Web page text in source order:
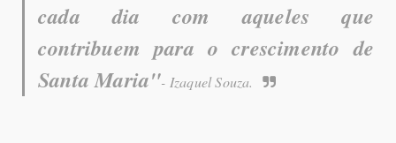
cada dia com aqueles que
contribuem para o crescimento de
Santa Maria"- Izaquel Souza.